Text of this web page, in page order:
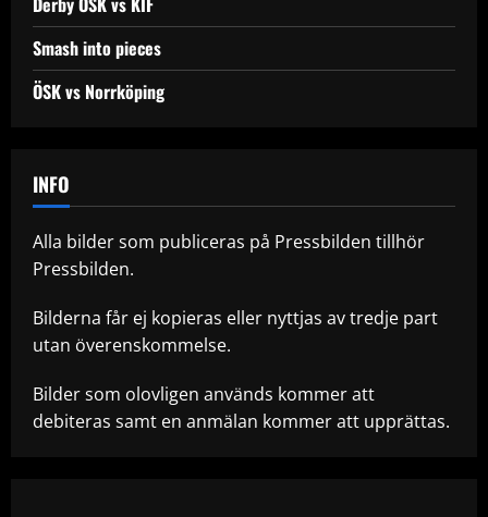
Smash into pieces
ÖSK vs Norrköping
INFO
Alla bilder som publiceras på Pressbilden tillhör
Pressbilden.
Bilderna får ej kopieras eller nyttjas av tredje part
utan överenskommelse.
Bilder som olovligen används kommer att
debiteras samt en anmälan kommer att upprättas.